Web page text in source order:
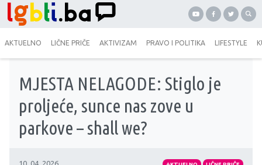
AKTUELNO LIČNE PRIČE AKTIVIZAM PRAVO I POLITIKA LIFESTYLE
MJESTA NELAGODE: Stiglo je
proljeće, sunce nas zove u
parkove – shall we?
10. 04. 2026